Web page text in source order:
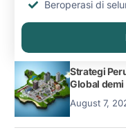
Beroperasi di
Strategi
Global
August 7,